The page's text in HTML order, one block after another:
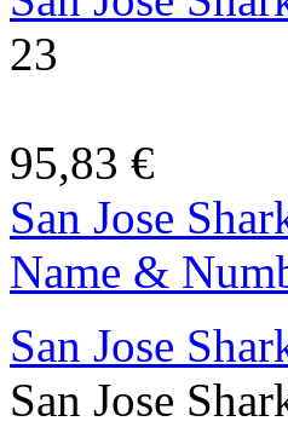
23
95,83 €
San Jose
Name &
San Jose
San Jose